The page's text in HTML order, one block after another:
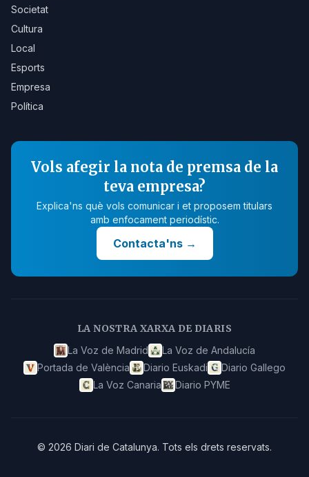
Societat
Cultura
Local
Esports
Empresa
Política
Vols afegir la nota de premsa de la
teva empresa?
Explica'ns què vols comunicar i et proposem titulars
amb enfocament periodístic.
Contacta'ns→
LA NOSTRA XARXA DE DIARIS
La Voz de Madrid
La Voz de Andalucía
Portada de València
Diario Euskadi
Diario Gallego
La Voz Canaria
Diario PYME
© 2026 Diari de Catalunya. Tots els drets reservats.